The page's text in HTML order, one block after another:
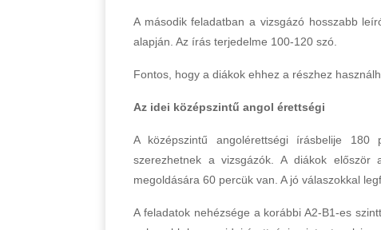
A második feladatban a vizsgázó hosszabb
alapján. Az írás terjedelme 100-120 szó.
Fontos, hogy a diákok ehhez a részhez
Az idei középszintű angol érettségi
A középszintű angolérettségi írásbelije
szerezhetnek a vizsgázók. A diákok
megoldására 60 percük van. A jó válaszokkal
A feladatok nehézsége a korábbi A2-B1-es